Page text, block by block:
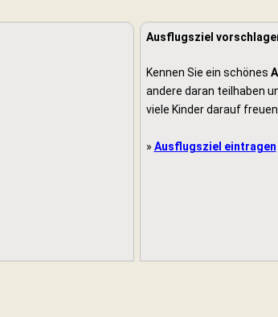
Ausflugsziel
Kennen Sie ein schönes
andere daran teilhaben
viele Kinder darauf
» Ausflugsziel eintragen